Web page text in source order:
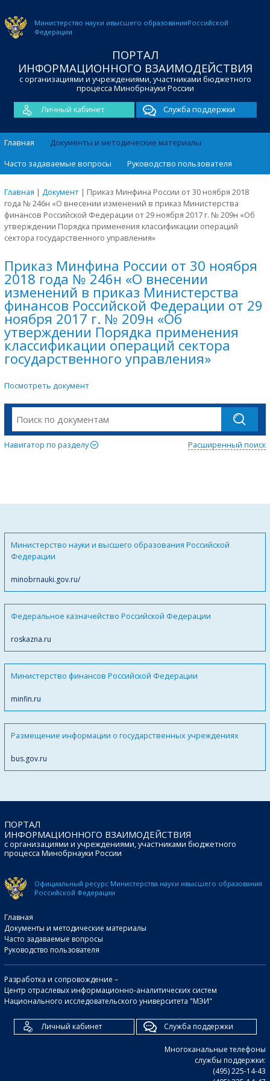
Министерство науки ивысшего образованияРоссийской
Федерации
ПОРТАЛ
ИНФОРМАЦИОННОГО ВЗАИМОДЕЙСТВИЯ
с организациями и учреждениями, участниками бюджетного
процесса Минобрнауки России
Личный кабинет
Служба поддержки
Главная
Документы и методические материалы
Часто задаваемые вопросы
Руководство пользователя
Главная | Документ | Приказ Минфина России от 30 ноября 2018
года № 246н «О внесении изменений в приказ Министерства
финансов Российской Федерации от 29 ноября 2017 г. № 209н «Об
утверждении Порядка применения классификации операций
сектора государственного управления»
Приказ Минфина России от 30 ноября
2018 года № 246н «О внесении
изменений в приказ Министерства
финансов Российской Федерации от 29
ноября 2017 г. № 209н «Об
утверждении Порядка применения
классификации операций сектора
государственного управления»
Посмотреть документ
Навигатор по разделу Расширенный поиск
Министерство науки и высшего образования Российской
Федерации
minobrnauki.gov.ru/
Федеральное казначейство Российской Федерации
roskazna.ru
Министерство финансов Российской Федерации
minfin.ru
Размещение информации о государственных учреждениях
bus.gov.ru
ПОРТАЛ
ИНФОРМАЦИОННОГО ВЗАИМОДЕЙСТВИЯ
с организациями и учреждениями, участниками бюджетного
процесса Минобрнауки России
Официальный ресурс Министерства науки ивысшего образования
Российской Федерации
Главная
Документы и методические материалы
Часто задаваемые вопросы
Руководство пользователя
Разработка и сопровождение –
Центр отраслевых информационно-аналитических систем
Национального исследовательского университета "МЭИ"
Личный кабинет Служба поддержки
Многоканальные телефоны
службы поддержки:
(495) 225-14-43